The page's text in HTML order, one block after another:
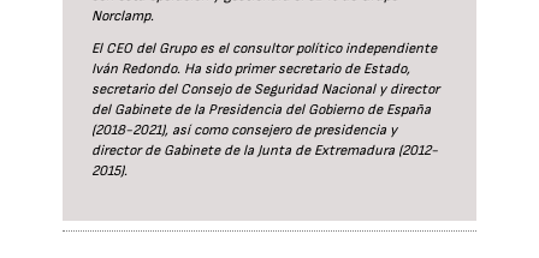
Norclamp.
El CEO del Grupo es el consultor político independiente
Iván Redondo. Ha sido primer secretario de Estado,
secretario del Consejo de Seguridad Nacional y director
del Gabinete de la Presidencia del Gobierno de España
(2018-2021), así como consejero de presidencia y
director de Gabinete de la Junta de Extremadura (2012-
2015).